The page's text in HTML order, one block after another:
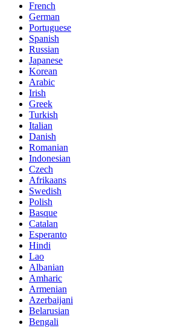
French
German
Portuguese
Spanish
Russian
Japanese
Korean
Arabic
Irish
Greek
Turkish
Italian
Danish
Romanian
Indonesian
Czech
Afrikaans
Swedish
Polish
Basque
Catalan
Esperanto
Hindi
Lao
Albanian
Amharic
Armenian
Azerbaijani
Belarusian
Bengali